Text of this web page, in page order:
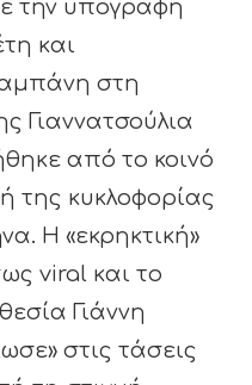
την υπογραφή
και
στη
Γιαννατσούλια
από το κοινό
της κυκλοφορίας
Η «εκρηκτική»
viral και το
Γιάννη
στις τάσεις